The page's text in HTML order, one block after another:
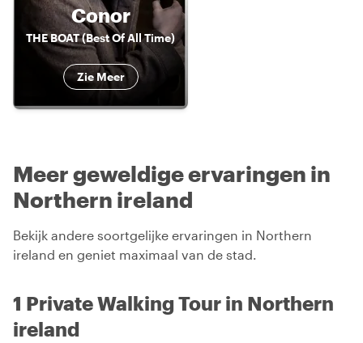
Conor
THE BOAT (Best Of All Time)
Zie Meer
Meer geweldige ervaringen in
Northern ireland
Bekijk andere soortgelijke ervaringen in Northern
ireland en geniet maximaal van de stad.
1 Private Walking Tour in Northern
ireland